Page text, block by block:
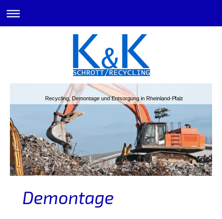
Recycling, Demontage und Entsorgung in Rheinland-Pfalz
Demontage